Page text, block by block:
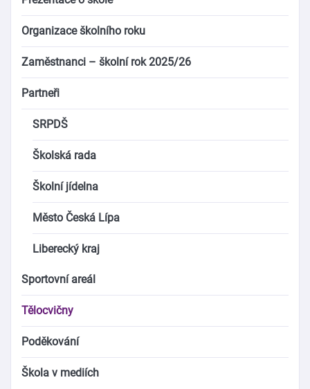
Organizace školního roku
Zaměstnanci – školní rok 2025/26
Partneři
SRPDŠ
Školská rada
Školní jídelna
Město Česká Lípa
Liberecký kraj
Sportovní areál
Tělocvičny
Poděkování
Škola v mediích